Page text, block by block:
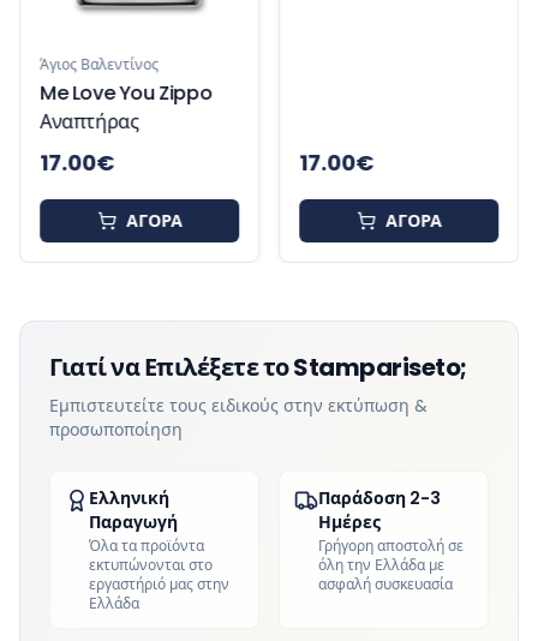
Άγιος Βαλεντίνος
Me Love You Zippo
Αναπτήρας
17.00€
ΑΓΟΡΑ
17.00€
ΑΓΟΡΑ
Γιατί να Επιλέξετε το Stampariseto;
Εμπιστευτείτε τους ειδικούς στην εκτύπωση &
προσωποποίηση
Ελληνική
Παραγωγή
Όλα τα προϊόντα
εκτυπώνονται στο
εργαστήριό μας στην
Ελλάδα
Παράδοση 2-3
Ημέρες
Γρήγορη αποστολή σε
όλη την Ελλάδα με
ασφαλή συσκευασία